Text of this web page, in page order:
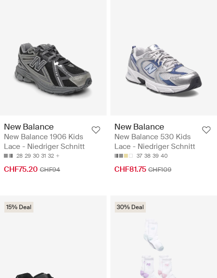
New Balance
New Balance 1906 Kids
Lace - Niedriger Schnitt
28 29 30 31 32
CHF75.20 CHF94
New Balance
New Balance 530 Kids
Lace - Niedriger Schnitt
37 38 39 40
CHF81.75 CHF109
15% Deal 30% Deal